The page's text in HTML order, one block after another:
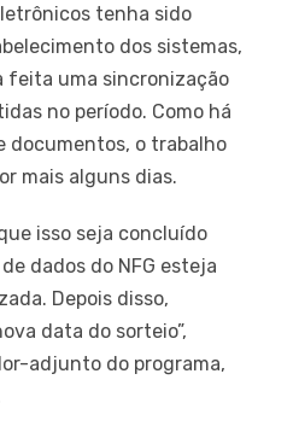
tenha sido
dos sistemas,
feita uma sincronização
no período. Como há
documentos, o trabalho
mais alguns dias.
isso seja concluído
dados do NFG esteja
Depois disso,
data do sorteio”,
adjunto do programa,